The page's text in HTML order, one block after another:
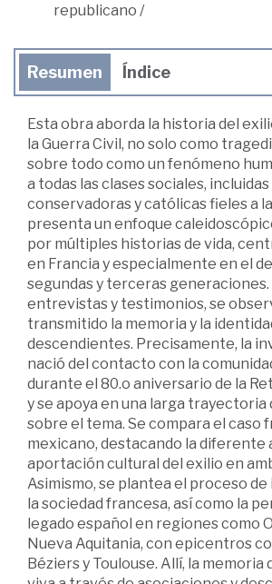
republicano /
Resumen Índice
Esta obra aborda la historia del
la Guerra Civil, no solo como
sobre todo como un fenómeno
a todas las clases sociales,
conservadoras y católicas fieles a
presenta un enfoque
por múltiples historias de vida,
en Francia y especialmente en el
segundas y terceras
entrevistas y testimonios, se
transmitido la memoria y la
descendientes. Precisamente, la
nació del contacto con la
durante el 80.o aniversario de la
y se apoya en una larga trayectoria
sobre el tema. Se compara el caso
mexicano, destacando la diferente
aportación cultural del exilio en
Asimismo, se plantea el proceso
la sociedad francesa, así como la
legado español en regiones como
Nueva Aquitania, con epicentros
Béziers y Toulouse. Allí, la memoria